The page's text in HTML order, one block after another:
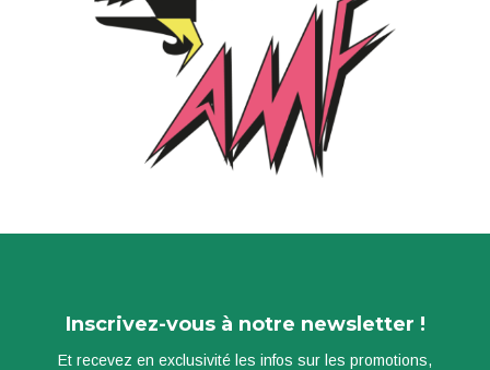
Inscrivez-vous à notre newsletter !
Et recevez en exclusivité les infos sur les promotions,